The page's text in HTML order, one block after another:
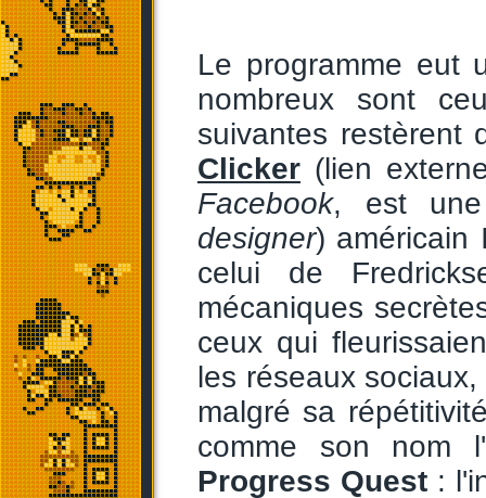
Le programme eut
nombreux sont
suivantes
Clicker (lien
Facebook, est
designer) américain
celui de
mécaniques
ceux qui
les réseaux
malgré sa
comme son nom
Progress Quest: